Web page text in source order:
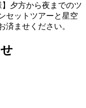
】夕方から夜までのツ
セットツアーと星空
済ませください。